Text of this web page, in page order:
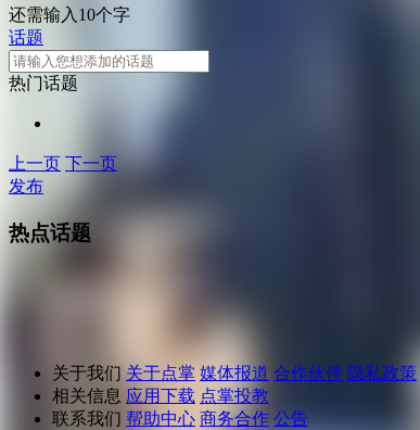
还需输入10个字
话题
热门话题
上一页 下一页
发布
热点话题
关于我们 关于点掌 媒体报道 合作伙伴 隐私政策
相关信息 应用下载 点掌投教
联系我们 帮助中心 商务合作 公告